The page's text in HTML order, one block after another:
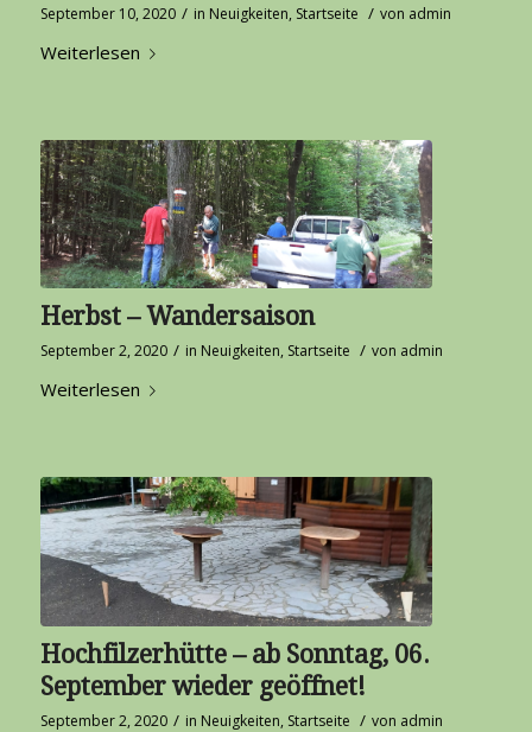
September 10, 2020 / in Neuigkeiten, Startseite / von admin
Weiterlesen
Herbst – Wandersaison
September 2, 2020 / in Neuigkeiten, Startseite / von admin
Weiterlesen
Hochfilzerhütte – ab Sonntag, 06.
September wieder geöffnet!
September 2, 2020 / in Neuigkeiten, Startseite / von admin